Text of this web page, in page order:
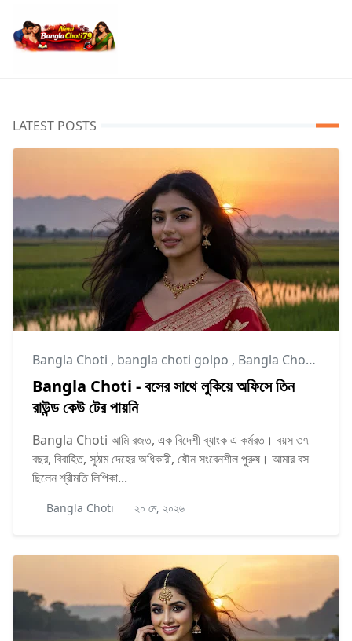
LATEST POSTS
Bangla Choti , bangla choti golpo , Bangla Choti Kahini
Bangla Choti - বসের সাথে লুকিয়ে অফিসে তিন
রাউন্ড কেউ টের পায়নি
Bangla Choti আমি রজত, এক বিদেশী ব্যাংক এ কর্মরত। বয়স ৩৭
বছর, বিবাহিত, সুঠাম দেহের অধিকারী, যৌন সংবেনশীল পুরুষ। আমার বস
ছিলেন শ্রীমতি লিপিকা...
Bangla Choti ২০ মে, ২০২৬